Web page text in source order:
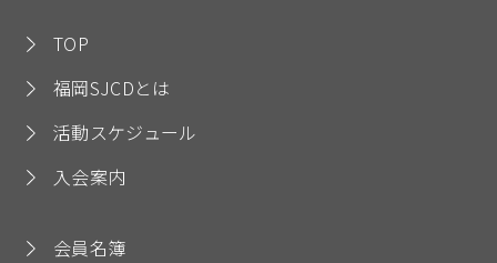
TOP
福岡SJCDとは
活動スケジュール
入会案内
会員名簿